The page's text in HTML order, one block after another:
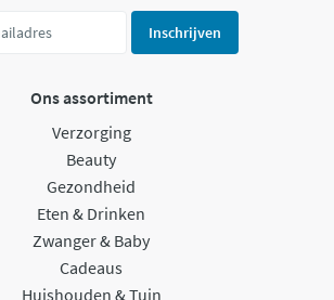
Inschrijven
Ons assortiment
Verzorging
Beauty
Gezondheid
Eten & Drinken
Zwanger & Baby
Cadeaus
Huishouden & Tuin